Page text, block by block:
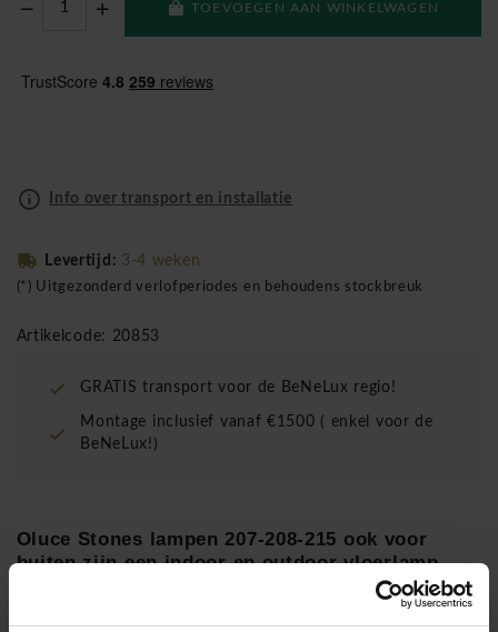
TOEVOEGEN AAN WINKELWAGEN
Info over transport en installatie
Levertijd: 3-4 weken
(*) Uitgezonderd verlofperiodes en behoudens stockbreuk
Artikelcode: 20853
GRATIS transport voor de BeNeLux regio!
Montage inclusief vanaf €1500 ( enkel voor de
BeNeLux!)
Oluce Stones lampen 207-208-215 ook voor
buiten zijn een indoor en outdoor vloerlamp
ontworpen door het duo Laudani & Romanelli
voor de Italiaanse lamp fabrikant Oluce in 2002.